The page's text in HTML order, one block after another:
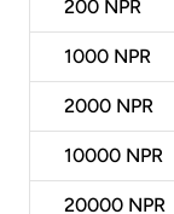
200 NPR
1000 NPR
2000 NPR
10000 NPR
20000 NPR